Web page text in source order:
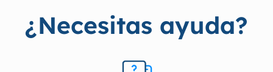
¿Necesitas ayuda?